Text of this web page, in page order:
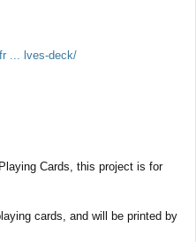
... lves-deck/
Cards, this project is for
cards, and will be printed by